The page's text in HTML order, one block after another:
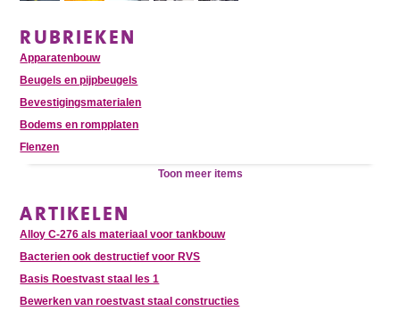
RUBRIEKEN
Apparatenbouw
Beugels en pijpbeugels
Bevestigingsmaterialen
Bodems en rompplaten
Flenzen
Toon meer items
ARTIKELEN
Alloy C-276 als materiaal voor tankbouw
Bacterien ook destructief voor RVS
Basis Roestvast staal les 1
Bewerken van roestvast staal constructies